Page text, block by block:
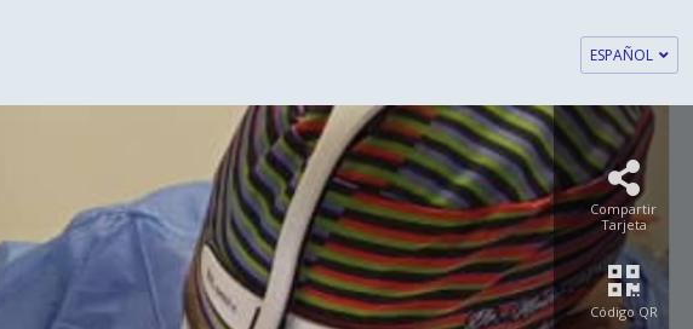
ESPAÑOL
Compartir
Tarjeta
Código QR